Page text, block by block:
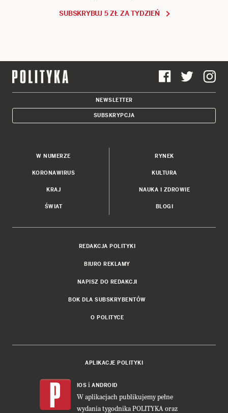
SUBSKRYBUJ 5 ZŁ ZA TYDZIEŃ
NEWSLETTER
SUBSKRYPCJA
W NUMERZE
KORONAWIRUS
KRAJ
ŚWIAT
RYNEK
KULTURA
NAUKA I ZDROWIE
BLOGI
REDAKCJA POLITYKI
BIURO REKLAMY
NAPISZ DO REDAKCJI
BOK DLA SUBSKRYBENTÓW
O POLITYCE
APLIKACJE POLITYKI
IOS i ANDROID
W aplikacjach publikujemy pełne
wydania tygodnika POLITYKA oraz